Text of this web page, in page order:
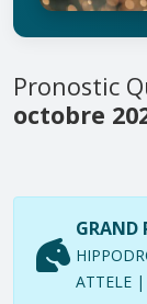
Pronostic
octobre
GRAND
ATTELE